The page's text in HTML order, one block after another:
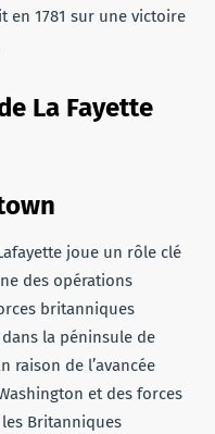
en 1781 sur une victoire
La Fayette
joue un rôle clé
des opérations
britanniques
la péninsule de
raison de l’avancée
et des forces
Britanniques